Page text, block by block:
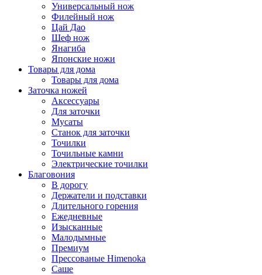
Универсальный нож
Филейный нож
Цай Дао
Шеф нож
Янагиба
Японские ножи
Товары для дома
Товары для дома
Заточка ножей
Аксессуары
Для заточки
Мусаты
Станок для заточки
Точилки
Точильные камни
Электрические точилки
Благовония
В дорогу
Держатели и подставки
Длительного горения
Ежедневные
Изысканные
Малодымные
Премиум
Прессованые Himenoka
Саше